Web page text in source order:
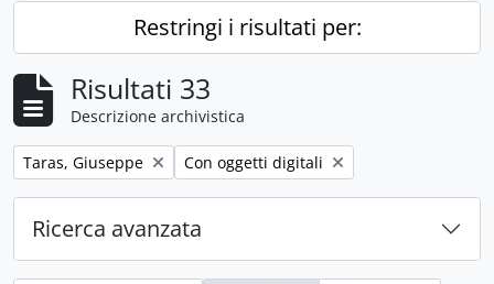
Restringi i risultati per:
Risultati 33
Descrizione archivistica
Remove filter:
Taras, Giuseppe Remove filter:
Con oggetti digitali
Ricerca avanzata